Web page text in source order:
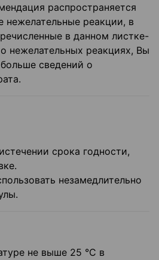
распространяется
реакции, в
в данном листке-
нежелательных реакциях, Вы
сведений о
срока годности,
незамедлительно
не выше 25 °C в